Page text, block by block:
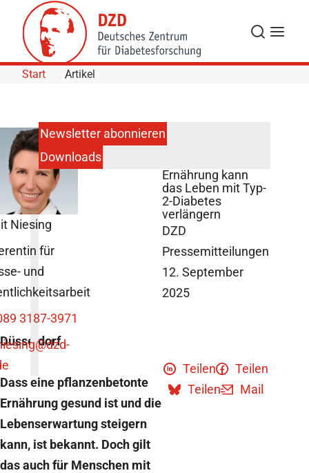
Skip to Content
Suche
Start Artikel
Ernährung kann
das Leben mit Typ-
2-Diabetes
verlängern
DZD
Pressemitteilungen
12. September
2025
Düsseldorf
Dass eine pflanzenbetonte
Ernährung gesund ist und die
Lebenserwartung steigern
kann, ist bekannt. Doch gilt
das auch für Menschen mit
Teilen
Teilen
Teilen
Mail
Niesing
für
und
3187-3971
@dzd-
Newsletter abonnieren
Downloads